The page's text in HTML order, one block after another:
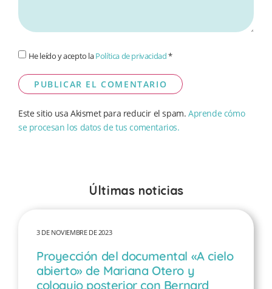
He leído y acepto laPolítica de privacidad*
Este sitio usa Akismet para reducir el spam.Aprende cómo
se procesan los datos de tus comentarios.
Últimas noticias
3 DE NOVIEMBRE DE 2023
Proyección del documental «A cielo
abierto» de Mariana Otero y
coloquio posterior con Bernard